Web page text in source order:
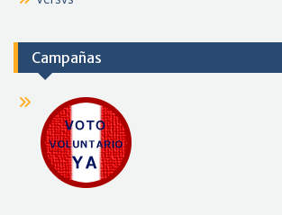
Campañas